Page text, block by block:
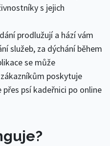
s jejich
prodlužují a hází vám
služeb, za dýchání během
se může
poskytuje
psí kadeřnici po online